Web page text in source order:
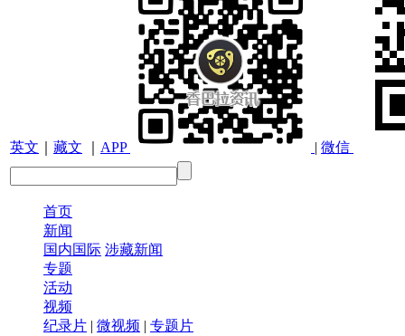
英文 藏文 APP | 微信
首页
新闻
国内国际 涉藏新闻
专题
活动
视频
纪录片 | 微视频 | 专题片